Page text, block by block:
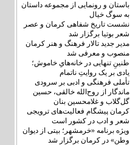
باستان و رونمایی از مجموعه داستان
به سوگ خیال
نشست تاریخ شفاهی کرمان و عصر
شعر بوتیا برگزار شد
مدیر جدید تالار فرهنگ و هنر کرمان
منصوب و معرفی شد
طنینِ تنهایی در خانه‌هایِ خاموش؛
یادی بر یک روایتِ ناتمام
تأملی فرهنگی و ادبی بر سرودی
ماندگار از روح‌الله خالقی، حسین
گل‌گلاب و غلامحسین بنان
کرمان پیشگام فعالیت‌های ترویجی
شعر و ادب در کشور است
ویژه برنامه «خرمشهر؛ بیتی از دیوان
وطن» در کرمان برگزار شد